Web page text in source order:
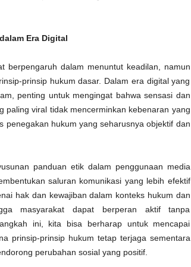
Era Digital
berpengaruh dalam menuntut keadilan, namun
prinsip hukum dasar. Dalam era digital yang
penting untuk mengingat bahwa sensasi dan
paling viral tidak mencerminkan kebenaran yang
penegakan hukum yang seharusnya objektif dan
panduan etik dalam penggunaan media
saluran komunikasi yang lebih efektif
hak dan kewajiban dalam konteks hukum dan
masyarakat dapat berperan aktif tanpa
ini, kita bisa berharap untuk mencapai
prinsip-prinsip hukum tetap terjaga sementara
perubahan sosial yang positif.